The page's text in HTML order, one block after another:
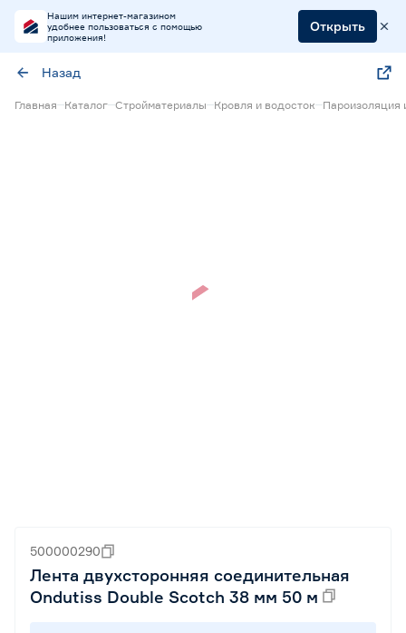
Нашим интернет-магазином
удобнее пользоваться с помощью
приложения!
Открыть
Назад
Главная Каталог Стройматериалы Кровля и водосток Пароизоляция
500000290
Лента двухсторонняя соединительная
Ondutiss Double Scotch 38 мм 50 м